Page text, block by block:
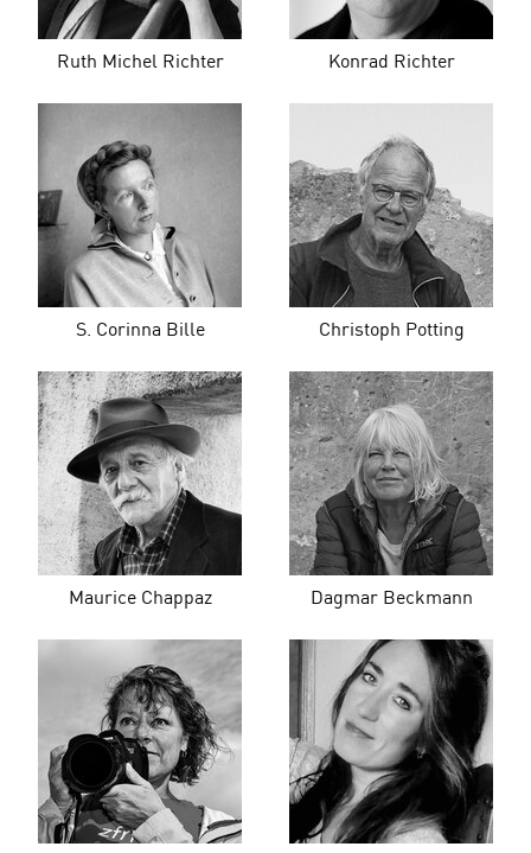
Ruth Michel Richter Konrad Richter
S. Corinna Bille Christoph Potting
Maurice Chappaz Dagmar Beckmann